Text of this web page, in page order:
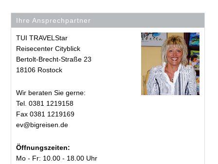
Ihre Ansprechpartner
TUI TRAVELStar
Reisecenter Cityblick
Bertolt-Brecht-Straße 23
18106 Rostock
Wir beraten Sie gerne:
Tel. 0381 1219158
Fax 0381 1219169
ev@bigreisen.de
Öffnungszeiten:
Mo - Fr: 10.00 - 18.00 Uhr